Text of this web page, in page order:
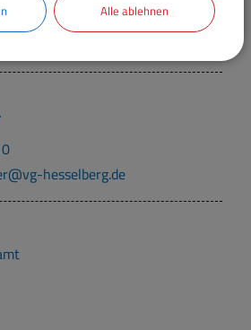
hesselberg.de
Alle ablehnen